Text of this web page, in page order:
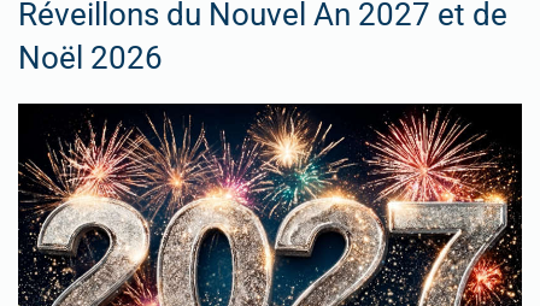
Réveillons du Nouvel An 2027 et de
Noël 2026